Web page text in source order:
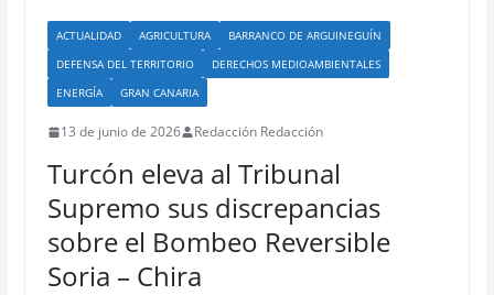
ACTUALIDAD AGRICULTURA
BARRANCO DE ARGUINEGUÍN
DEFENSA DEL TERRITORIO
DERECHOS MEDIOAMBIENTALES
ENERGÍA
GRAN CANARIA
13 de junio de 2026 Redacción Redacción
Turcón eleva al Tribunal
Supremo sus discrepancias
sobre el Bombeo Reversible
Soria – Chira